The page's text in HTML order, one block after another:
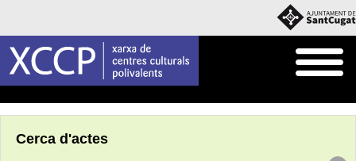
Cerca d'actes